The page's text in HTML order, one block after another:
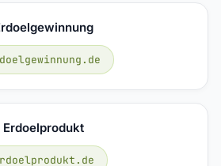
Erdoelprodukt